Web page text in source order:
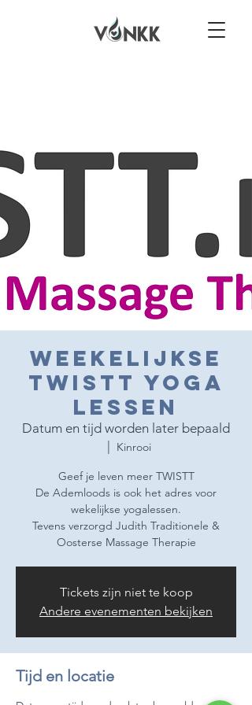
Weekelijkse
TWISTT Yoga
lessen
Datum en tijd worden later bepaald
Kinrooi
Geef je leven meer TWISTT
De Ademloods is ook het adres voor
wekelijkse yogalessen.
Tevens verzorgd Judith Traditionele &
Oosterse Massage Therapie
Tickets zijn niet te koop
Andere evenementen bekijken
Tijd en locatie